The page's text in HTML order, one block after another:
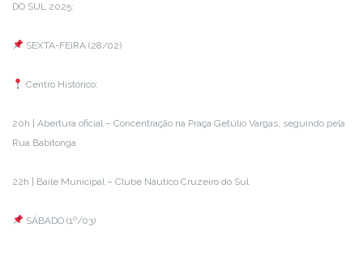
DO SUL 2025:
SEXTA-FEIRA (28/02)
Centro Histórico:
20h | Abertura oficial – Concentração na Praça Getúlio Vargas, seguindo pela
Rua Babitonga
22h | Baile Municipal – Clube Náutico Cruzeiro do Sul
SÁBADO (1º/03)